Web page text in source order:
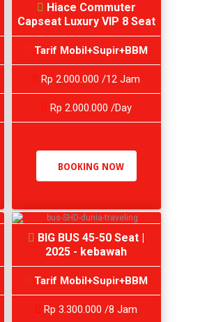
Hiace Commuter
Capseat Luxury VIP 8 Seat
Tarif Mobil+Supir+BBM
Rp 2.000.000 /12 Jam
Rp 2.000.000 /Day
BOOKING NOW
BIG BUS 45-50 Seat |
2025 - kebawah
Tarif Mobil+Supir+BBM
Rp 3.300.000 /8 Jam